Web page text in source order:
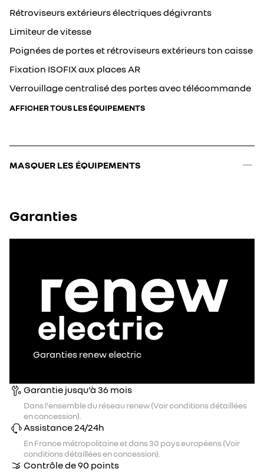
MASQUER LES ÉQUIPEMENTS
Rétroviseurs extérieurs électriques dégivrants
Limiteur de vitesse
Poignées de portes et rétroviseurs extérieurs ton caisse
Fixation ISOFIX aux places AR
Verrouillage centralisé des portes avec télécommande
AFFICHER TOUS LES ÉQUIPEMENTS
Garanties
Garanties renew electric
Garantie jusqu'à 36 mois
Dans l'ensemble du réseau renew (Voir conditions détaillées
en concession).
Assistance 24/24h
En France métropolitaine et dans 30 pays européens (Voir
conditions détaillées en concession).
Contrôle de 90 points